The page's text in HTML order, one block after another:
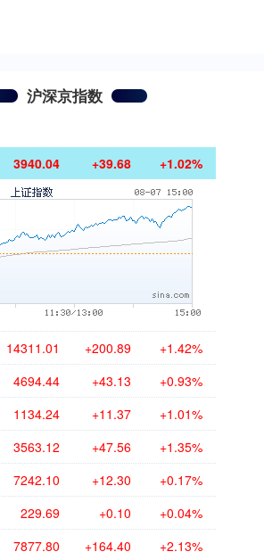
沪深京指数
3940.04 +39.68 +1.02%
14311.01 +200.89 +1.42%
4694.44 +43.13 +0.93%
1134.24 +11.37 +1.01%
3563.12 +47.56 +1.35%
7242.10 +12.30 +0.17%
229.69 +0.10 +0.04%
7877.80 +164.40 +2.13%